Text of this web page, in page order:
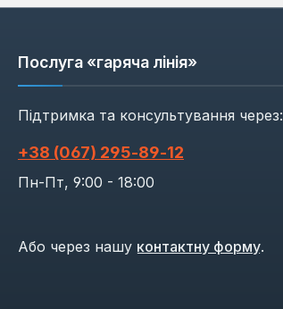
Послуга «гаряча лінія»
Підтримка та консультування через:
+38 (067) 295‑89‑12
Пн-Пт, 9:00 - 18:00
Або через нашу контактну форму.